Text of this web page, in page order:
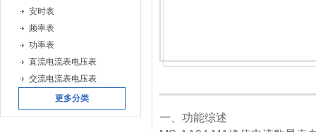
安时表
频率表
功率表
直流电流表电压表
交流电流表电压表
更多分类
一、功能综述